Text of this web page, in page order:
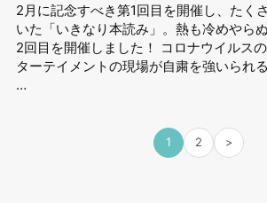
2月に記念すべき第1回目を開催し、たく
いた「いきなり本読み」。熱も冷めやら
2回目を開催しました！ コロナウイルス
ターテイメントの現場が自粛を強いられ
…
1 2 >